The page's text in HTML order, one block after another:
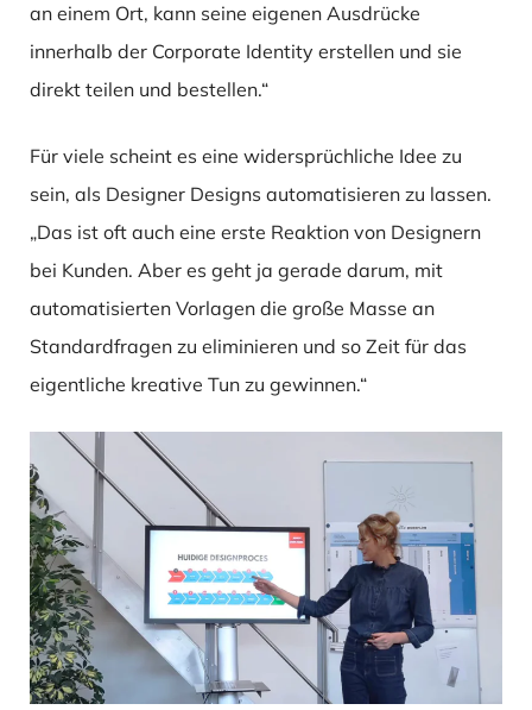
an einem Ort, kann seine eigenen Ausdrücke
innerhalb der Corporate Identity erstellen und sie
direkt teilen und bestellen.“
Für viele scheint es eine widersprüchliche Idee zu
sein, als Designer Designs automatisieren zu lassen.
„Das ist oft auch eine erste Reaktion von Designern
bei Kunden. Aber es geht ja gerade darum, mit
automatisierten Vorlagen die große Masse an
Standardfragen zu eliminieren und so Zeit für das
eigentliche kreative Tun zu gewinnen.“